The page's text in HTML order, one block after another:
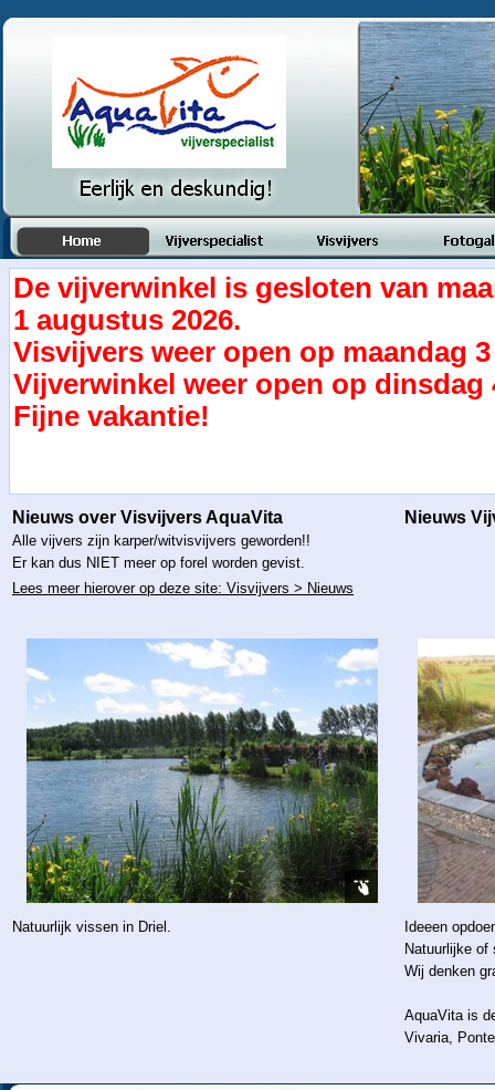
De vijverwinkel is gesloten van
1 augustus 2026.
Visvijvers weer open op maandag
Vijverwinkel weer open op dinsdag
Fijne vakantie!
Nieuws over Visvijvers AquaVita
Alle vijvers zijn karper/witvisvijvers geworden!!
Er kan dus NIET meer op forel worden gevist.
Lees meer hierover op deze site: Visvijvers > Nieuws
Natuurlijk vissen in Driel.
Nieuws
Ideeen
Natuurlijke of
Wij denken
AquaVita is
Vivaria,